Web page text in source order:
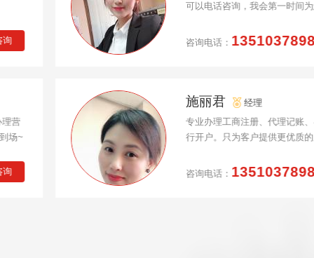
可以电话咨询，我会第一时间为您解决
咨询电话： 13510378988
施丽君
经理
专业办理工商注册、代理记账、各类许可
行开户。只为客户提供更优质的服务。
咨询电话： 13510378988